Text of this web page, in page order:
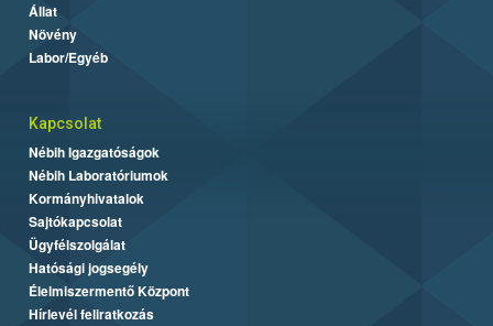
Állat
Növény
Labor/Egyéb
Kapcsolat
Nébih Igazgatóságok
Nébih Laboratóriumok
Kormányhivatalok
Sajtókapcsolat
Ügyfélszolgálat
Hatósági jogsegély
Élelmiszermentő Központ
Hírlevél feliratkozás